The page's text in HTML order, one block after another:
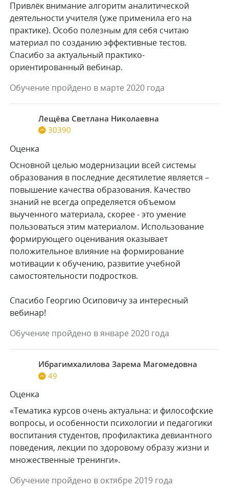
Привлёк внимание алгоритм аналитической
деятельности учителя (уже применила его на
практике). Особо полезным для себя считаю
материал по созданию эффективные тестов.
Спасибо за актуальный практико-
ориентированный вебинар.
Обучение пройдено в марте 2020 года
Лещёва Светлана Николаевна
30390
Оценка
Основной целью модернизации всей системы
образования в последние десятилетие является –
повышение качества образования. Качество
знаний не всегда определяется объемом
выученного материала, скорее - это умение
пользоваться этим материалом. Использование
формирующего оценивания оказывает
положительное влияние на формирование
мотивации к обучению, развитие учебной
самостоятельности подростков.
Спасибо Георгию Осиповичу за интересный
вебинар!
Обучение пройдено в январе 2020 года
Ибрагимхалилова Зарема Магомедовна
49
Оценка
«Тематика курсов очень актуальна: и философские
вопросы, и особенности психологии и педагогики
воспитания студентов, профилактика девиантного
поведения, лекции по здоровому образу жизни и
множественные тренинги».
Обучение пройдено в октябре 2019 года